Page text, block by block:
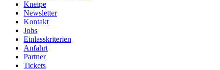
Kneipe
Newsletter
Kontakt
Jobs
Einlasskriterien
Anfahrt
Partner
Tickets